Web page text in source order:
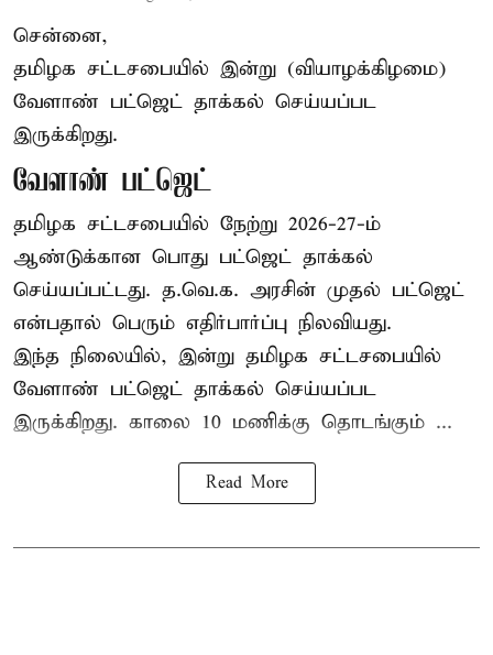
சென்னை,
தமிழக சட்டசபையில் இன்று (வியாழக்கிழமை)
வேளாண் பட்ஜெட் தாக்கல் செய்யப்பட
இருக்கிறது.
வேளாண் பட்ஜெட்
தமிழக சட்டசபையில் நேற்று 2026-27-ம்
ஆண்டுக்கான பொது பட்ஜெட் தாக்கல்
செய்யப்பட்டது. த.வெ.க. அரசின் முதல் பட்ஜெட்
என்பதால் பெரும் எதிர்பார்ப்பு நிலவியது.
இந்த நிலையில், இன்று தமிழக சட்டசபையில்
வேளாண் பட்ஜெட் தாக்கல் செய்யப்பட
இருக்கிறது. காலை 10 மணிக்கு தொடங்கும் ...
Read More